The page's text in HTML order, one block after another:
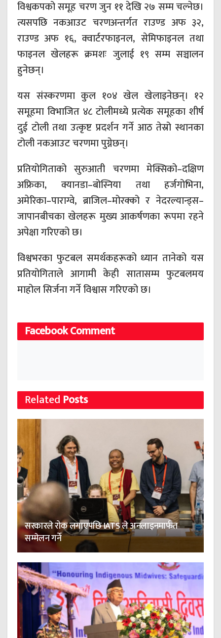
विश्वकपको समूह चरण जुन ११ देखि २७ सम्म चल्नेछ।
त्यसपछि नकआउट चरणअन्तर्गत राउण्ड अफ ३२,
राउण्ड अफ १६, क्वार्टरफाइनल, सेमिफाइनल तथा
फाइनल खेलहरू क्रमशः जुलाई १९ सम्म सञ्चालन
हुनेछन्।
यस संस्करणमा कुल १०४ खेल खेलाइनेछन्। १२
समूहमा विभाजित ४८ टोलीमध्ये प्रत्येक समूहका शीर्ष
दुई टोली तथा उत्कृष्ट प्रदर्शन गर्ने आठ तेस्रो स्थानका
टोली नकआउट चरणमा पुग्नेछन्।
प्रतियोगिताको सुरुआती चरणमा मेक्सिको–दक्षिण
अफ्रिका, क्यानडा–बोस्निया तथा हर्जगोभिना,
अमेरिका–पाराग्वे, ब्राजिल–मोरक्को र नेदरल्यान्ड्स–
जापानबीचका खेलहरू मुख्य आकर्षणका रूपमा रहने
अपेक्षा गरिएको छ।
विश्वभरका फुटबल समर्थकहरूको ध्यान तानेको यस
प्रतियोगिताले आगामी केही सातासम्म फुटबलमय
माहोल सिर्जना गर्ने विश्वास गरिएको छ।
Facebook Comment
Related Posts
सरकारले रोक लगाएपछि IATS ले अनलाइनमार्फत
सम्मेलन गर्ने